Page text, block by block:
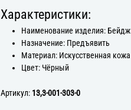
Характеристики:
Наименование изделия: Бейдж
Назначение: Предъявить
Материал: Искусственная кожа
Цвет: Чёрный
Артикул: 13,3-001-303-0